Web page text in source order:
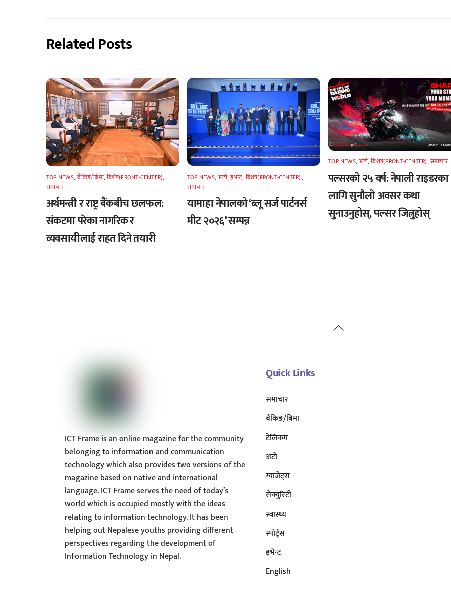
Related Posts
TOP NEWS,बैंकिङ/बिमा,विशेष(FRONT-CENTER),
समाचार
अर्थमन्त्री र राष्ट्र बैंकबीच छलफल:
संकटमा परेका नागरिक र
व्यवसायीलाई राहत दिने तयारी
TOP NEWS,अटाे,इभेन्ट, विशेष(FRONT-CENTER),
समाचार
यामाहा नेपालको ‘ब्लू सर्ज पार्टनर्स
मीट २०२६’ सम्पन्न
TOP NEWS,अटाे,विशेष(FRONT-CENTER),समाचार
पल्सरको २५ वर्ष: नेपाली राइडरका
लागि सुनौलो अवसर कथा
सुनाउनुहोस्, पल्सर जित्नुहोस्
Back
ICT Frame is an online magazine for the community
belonging to information and communication
technology which also provides two versions of the
magazine based on native and international
language. ICT Frame serves the need of today’s
world which is occupied mostly with the ideas
relating to information technology. It has been
helping out Nepalese youths providing different
perspectives regarding the development of
Information Technology in Nepal.
Quick Links
समाचार
बैंकिङ/बिमा
टेलिकम
अटाे
ग्याजेट्स
सेक्युरिटी
स्वास्थ्य
स्पोर्ट्स
इभेन्ट
English